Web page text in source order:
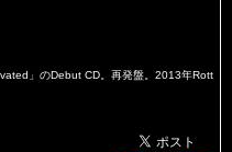
」のDebut CD。再発盤。2013年Rott